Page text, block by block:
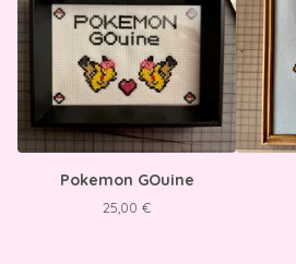
Pokemon GOuine
25,00 €